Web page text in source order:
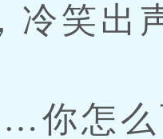
冷笑出
怎么